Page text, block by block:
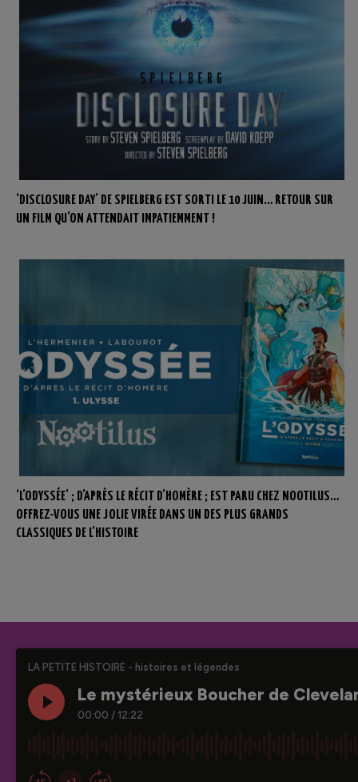
‘DISCLOSURE DAY’ DE SPIELBERG EST SORTI LE 10 JUIN… RETOUR SUR
UN FILM QU’ON ATTENDAIT IMPATIEMMENT !
‘L’ODYSSÉE’ ; D’APRÈS LE RÉCIT D’HOMÈRE ; EST PARU CHEZ NOOTILUS…
OFFREZ-VOUS UNE JOLIE VIRÉE DANS UN DES PLUS GRANDS
CLASSIQUES DE L’HISTOIRE